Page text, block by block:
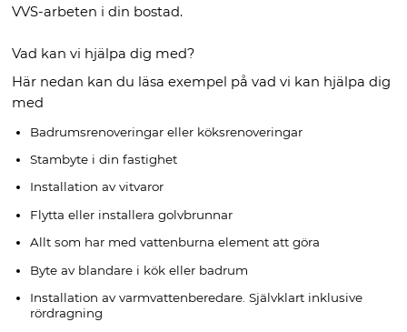
VVS-arbeten i din bostad.
Vad kan vi hjälpa dig med?
Här nedan kan du läsa exempel på vad vi kan hjälpa dig
med
Badrumsrenoveringar eller köksrenoveringar
Stambyte i din fastighet
Installation av vitvaror
Flytta eller installera golvbrunnar
Allt som har med vattenburna element att göra
Byte av blandare i kök eller badrum
Installation av varmvattenberedare. Självklart inklusive
rördragning